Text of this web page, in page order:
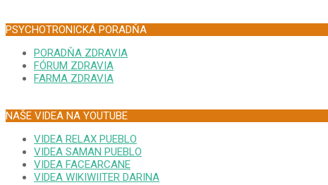
PSYCHOTRONICKÁ PORADŇA
PORADŇA ZDRAVIA
FÓRUM ZDRAVIA
FARMA ZDRAVIA
NAŠE VIDEA NA YOUTUBE
VIDEA RELAX PUEBLO
VIDEA SAMAN PUEBLO
VIDEA FACEARCANE
VIDEA WIKIWIITER DARINA